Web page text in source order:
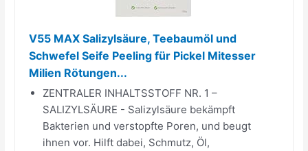
V55 MAX Salizylsäure, Teebaumöl und
Schwefel Seife Peeling für Pickel Mitesser
Milien Rötungen...
ZENTRALER INHALTSSTOFF NR. 1 –
SALIZYLSÄURE - Salizylsäure bekämpft
Bakterien und verstopfte Poren, und beugt
ihnen vor. Hilft dabei, Schmutz, Öl,